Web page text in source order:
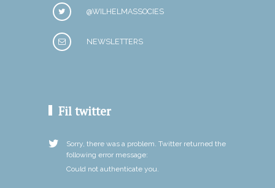
@WILHELMASSOCIES
NEWSLETTERS
Fil twitter
Sorry, there was a problem. Twitter returned the
following error message:
Could not authenticate you.